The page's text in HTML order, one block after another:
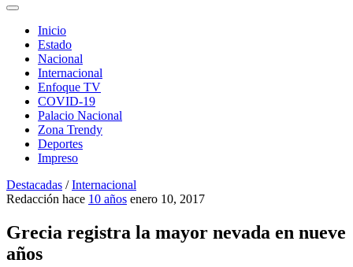
Inicio
Estado
Nacional
Internacional
Enfoque TV
COVID-19
Palacio Nacional
Zona Trendy
Deportes
Impreso
Destacadas /Internacional
Redacción hace 10 años enero 10, 2017
Grecia registra la mayor nevada en nueve
años